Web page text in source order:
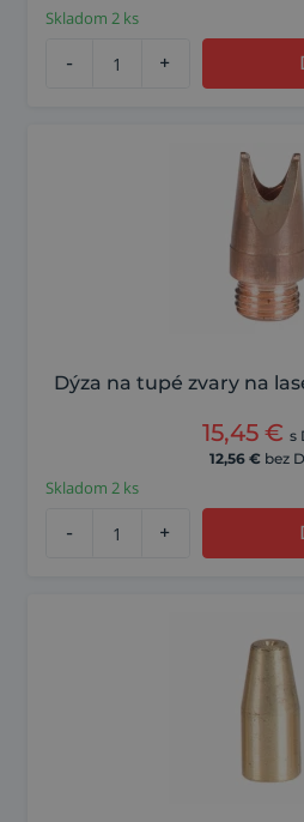
Skladom 2 ks
- +
Dýza na tupé zvary na
15,45 € s
12,56 € bez
Skladom 2 ks
- +